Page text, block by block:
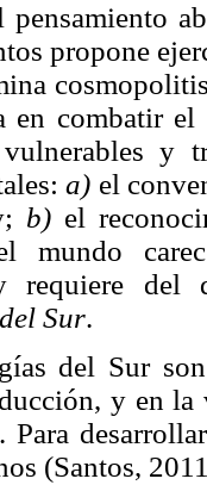
pensamiento
propone
en combatir
y
a) el
b) el
mundo
requiere
Sur.
del Sur
y en
(Santos,